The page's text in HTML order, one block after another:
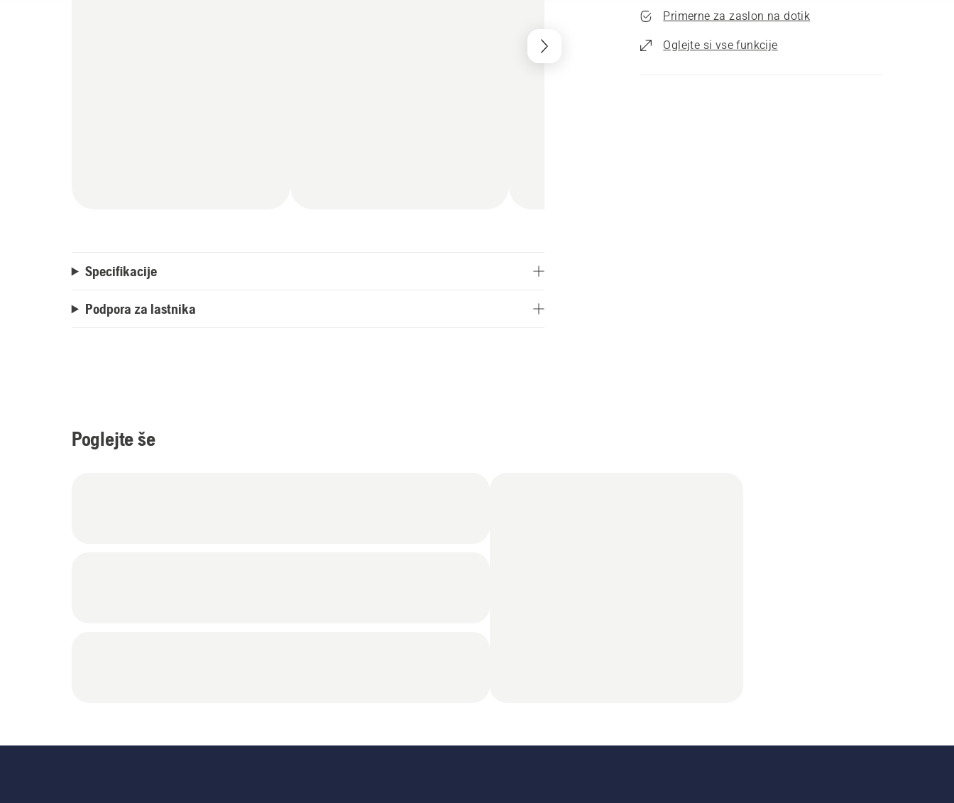
Primerne za zaslon na dotik
Oglejte si vse funkcije
Specifikacije
Podpora za lastnika
Poglejte še